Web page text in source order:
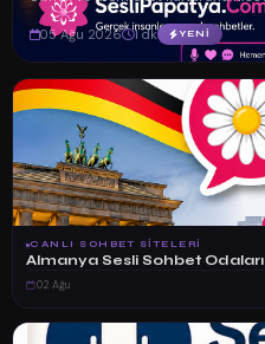
Özellikle Fra...
05 Ağu 2026 1 dk YENİ
CANLI SOHBET SITELERI
Almanya Sesli Sohbet Odaları
02 Ağu